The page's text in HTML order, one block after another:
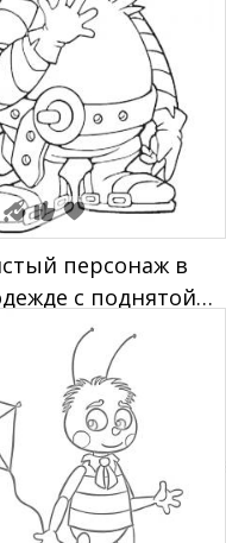
персонаж в
с поднятой
ремнем с
хвостом.